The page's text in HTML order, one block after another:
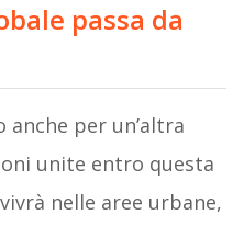
passa da
anche per un’altra
unite entro questa
nelle aree urbane,